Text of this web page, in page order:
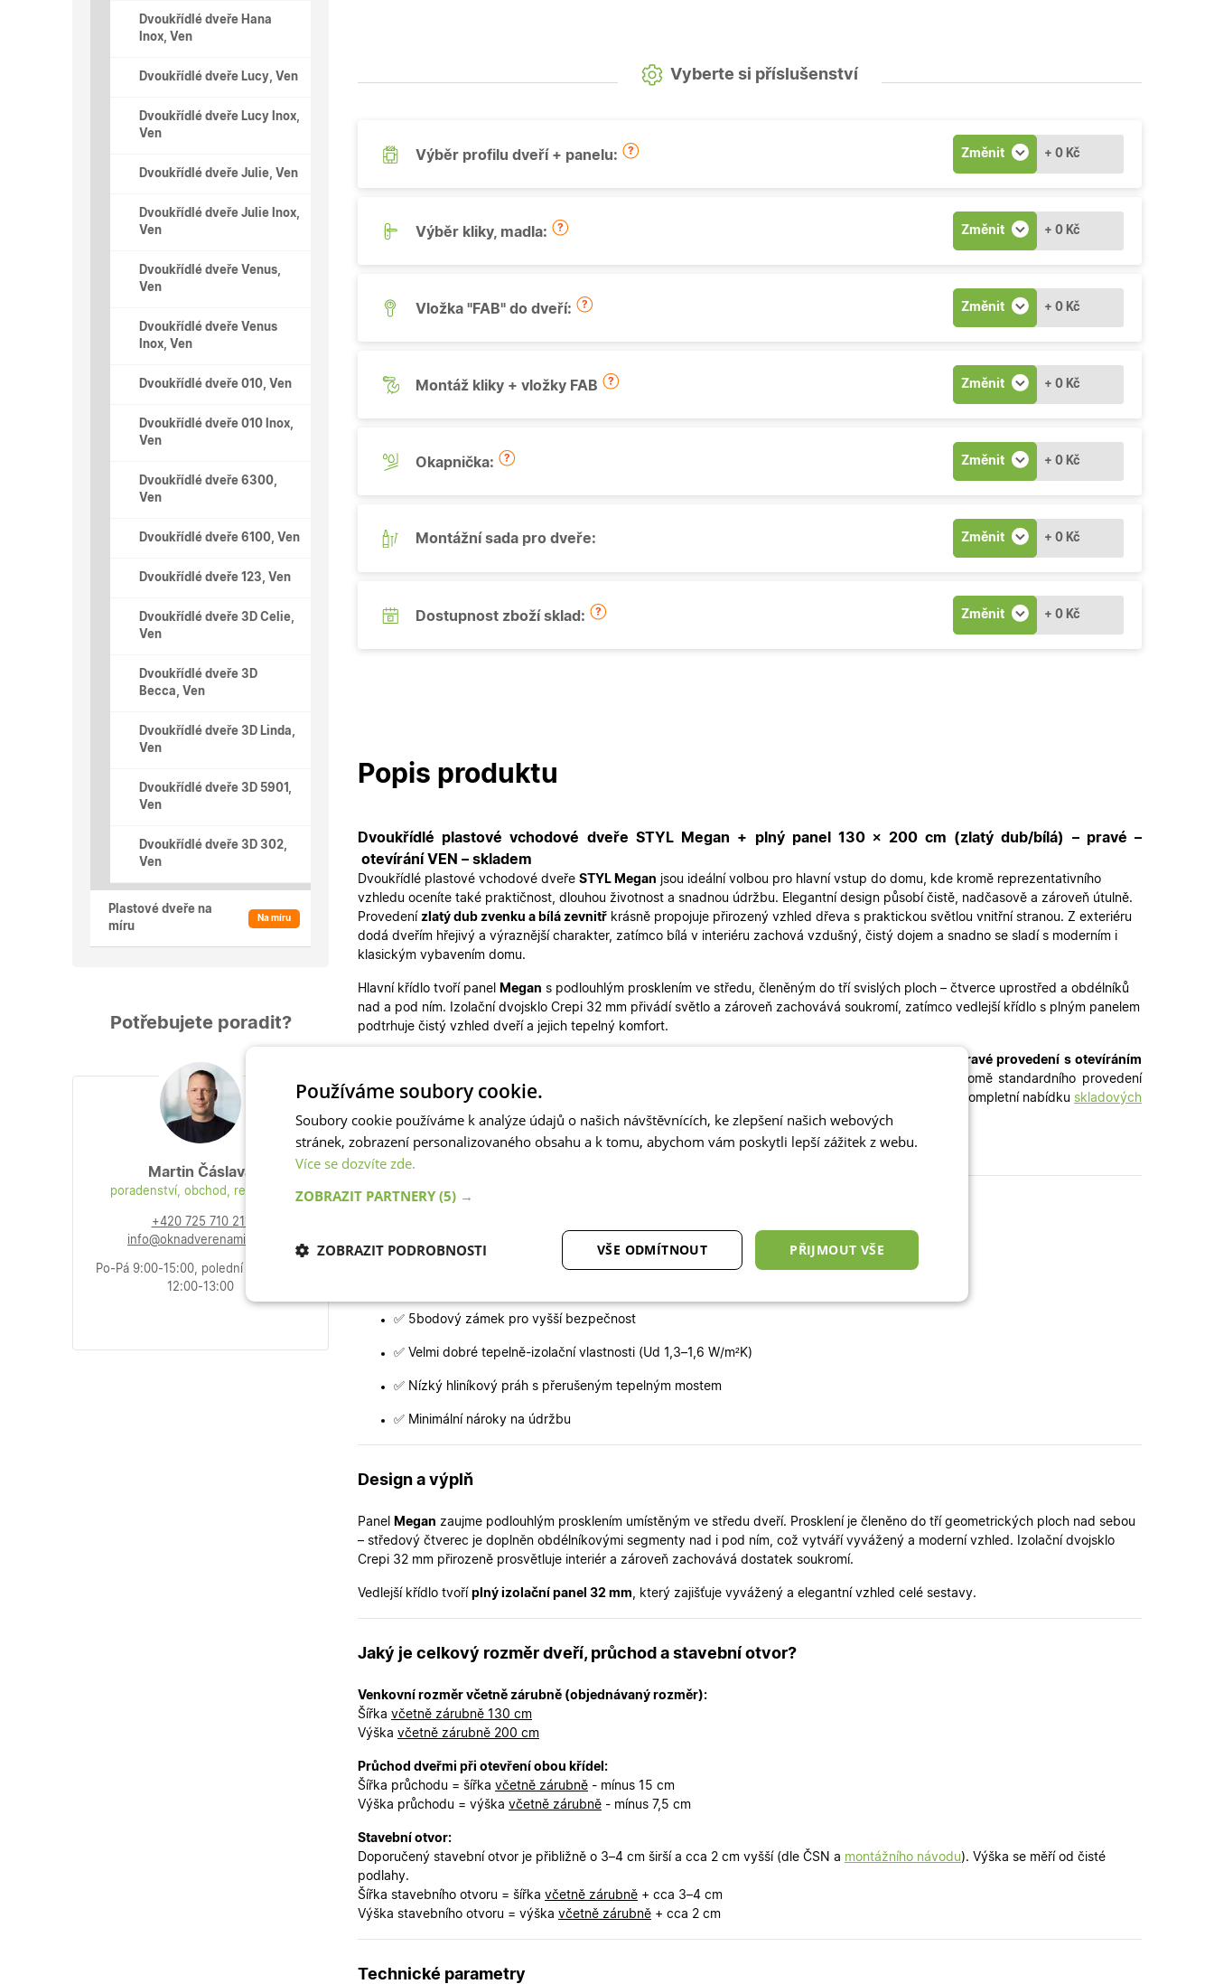
Vyberte si příslušenství
Výběr profilu dveří + panelu: Změnit + 0 Kč
Výběr kliky, madla: Změnit + 0 Kč
Vložka "FAB" do dveří: Změnit + 0 Kč
Montáž kliky + vložky FAB Změnit + 0 Kč
Okapnička: Změnit + 0 Kč
Montážní sada pro dveře: Změnit + 0 Kč
Dostupnost zboží sklad: Změnit + 0 Kč
Popis produktu
Dvoukřídlé plastové vchodové dveře STYL Megan + plný panel 130 × 200 cm (zlatý dub/bílá) – pravé –
otevírání VEN – skladem
Dvoukřídlé plastové vchodové dveře STYL Megan jsou ideální volbou pro hlavní vstup do domu, kde kromě reprezentativního
vzhledu oceníte také praktičnost, dlouhou životnost a snadnou údržbu. Elegantní design působí čistě, nadčasově a zároveň útulně.
Provedení zlatý dub zvenku a bílá zevnitř krásně propojuje přirozený vzhled dřeva s praktickou světlou vnitřní stranou. Z exteriéru
dodá dveřím hřejivý a výraznější charakter, zatímco bílá v interiéru zachová vzdušný, čistý dojem a snadno se sladí s moderním i
klasickým vybavením domu.
Hlavní křídlo tvoří panel Megan s podlouhlým prosklením ve středu, členěným do tří svislých ploch – čtverce uprostřed a obdélníků
nad a pod ním. Izolační dvojsklo Crepi 32 mm přivádí světlo a zároveň zachovává soukromí, zatímco vedlejší křídlo s plným panelem
podtrhuje čistý vzhled dveří a jejich tepelný komfort.
pravé provedení s otevíráním
. Díky skladové dostupnosti jsou dveře připraveny k rychlému dodání bez dlouhého čekání. Kromě standardního provedení
nabízíme skladem také variantu zlatý dub-bílá, další rozměry
– kompletní nabídku skladových
dveří naleznete zde
Dveře máme skladem a jsou připraveny k rychlému dodání.
✅ Skladem – rychlé dodání
✅ 5bodový zámek pro vyšší bezpečnost
✅ Velmi dobré tepelně-izolační vlastnosti (Ud 1,3–1,6 W/m²K)
✅ Nízký hliníkový práh s přerušeným tepelným mostem
✅ Minimální nároky na údržbu
Design a výplň
Panel Megan zaujme podlouhlým prosklením umístěným ve středu dveří. Prosklení je členěno do tří geometrických ploch nad sebou
– středový čtverec je doplněn obdélníkovými segmenty nad i pod ním, což vytváří vyvážený a moderní vzhled. Izolační dvojsklo
Crepi 32 mm přirozeně prosvětluje interiér a zároveň zachovává dostatek soukromí.
Vedlejší křídlo tvoří plný izolační panel 32 mm, který zajišťuje vyvážený a elegantní vzhled celé sestavy.
Jaký je celkový rozměr dveří, průchod a stavební otvor?
Venkovní rozměr včetně zárubně (objednávaný rozměr):
Šířka včetně zárubně 130 cm
Výška včetně zárubně 200 cm
Průchod dveřmi při otevření obou křídel:
Šířka průchodu = šířka včetně zárubně - mínus 15 cm
Výška průchodu = výška včetně zárubně - mínus 7,5 cm
Stavební otvor:
Doporučený stavební otvor je přibližně o 3–4 cm širší a cca 2 cm vyšší (dle ČSN a montážního návodu). Výška se měří od čisté
podlahy.
Šířka stavebního otvoru = šířka včetně zárubně + cca 3–4 cm
Výška stavebního otvoru = výška včetně zárubně + cca 2 cm
Technické parametry
Dvoukřídlé dveře Hana
Inox, Ven
Dvoukřídlé dveře Lucy, Ven
Dvoukřídlé dveře Lucy Inox,
Ven
Dvoukřídlé dveře Julie, Ven
Dvoukřídlé dveře Julie Inox,
Ven
Dvoukřídlé dveře Venus,
Ven
Dvoukřídlé dveře Venus
Inox, Ven
Dvoukřídlé dveře 010, Ven
Dvoukřídlé dveře 010 Inox,
Ven
Dvoukřídlé dveře 6300,
Ven
Dvoukřídlé dveře 6100, Ven
Dvoukřídlé dveře 123, Ven
Dvoukřídlé dveře 3D Celie,
Ven
Dvoukřídlé dveře 3D
Becca, Ven
Dvoukřídlé dveře 3D Linda,
Ven
Dvoukřídlé dveře 3D 5901,
Ven
Dvoukřídlé dveře 3D 302,
Ven
Plastové dveře na
míru
Na míru
Potřebujete poradit?
Martin Čáslava
poradenství, obchod, reklamace
+420 725 710 211
info@oknadverenamiru.cz
Po-Pá 9:00-15:00, polední přestávka:
12:00-13:00
Používáme soubory cookie.
Soubory cookie používáme k analýze údajů o našich návštěvnících, ke zlepšení našich webových
stránek, zobrazení personalizovaného obsahu a k tomu, abychom vám poskytli lepší zážitek z webu.
Více se dozvíte zde.
ZOBRAZIT PARTNERY (5) →
PŘIJMOUT VŠE
VŠE ODMÍTNOUT
ZOBRAZIT PODROBNOSTI
Nezbytně nutné
cookies
Analytické cookies
Marketingové
Funkční cookies
Nezbytně nutné cookies Analytické cookies Marketingové cookies Funkční cookies
Nezbytně nutné soubory cookie umožňují základní funkce webových stránek, jako je přihlášení uživatele a správa účtu. Webové
Poskytovatel /
Doména
Vyprší Popis
.oknadverenamiru.cz
4
2 dny
Tento cookie se používá k jedinečné identifikaci zařízení, která mají
uživatelskou zkušenost.
Cloudflare Inc.
.heureka.cz
29
sekund
Tento soubor cookie se používá k rozlišení mezi lidmi a roboty. To
je pro web přínosné, aby bylo možné podávat platné zprávy o
CookieScriptConsent
CookieScript
.oknadverenamiru.cz
měsíců
X-Inspishop-User-
.oknadverenamiru.cz 1 měsíc
Tento soubor cookie je nezbytný pro bezpečné přihlášení a udržení
uživatele přihlášeného během návštěvy e-shopu.
X-Inspishop-Guest-
.oknadverenamiru.cz 1 měsíc
Tento soubor cookie se používá k uložení obsahu nákupního
X-Inspishop-
.oknadverenamiru.cz 1 měsíc
Tento soubor cookie si pamatuje zvolenou měnu pro správné
zobrazení cen produktů v e-shopu.
Poskytovatel /
Poskytovatel/Doména
Zásadách ochrany osobních údajů společnosti Google